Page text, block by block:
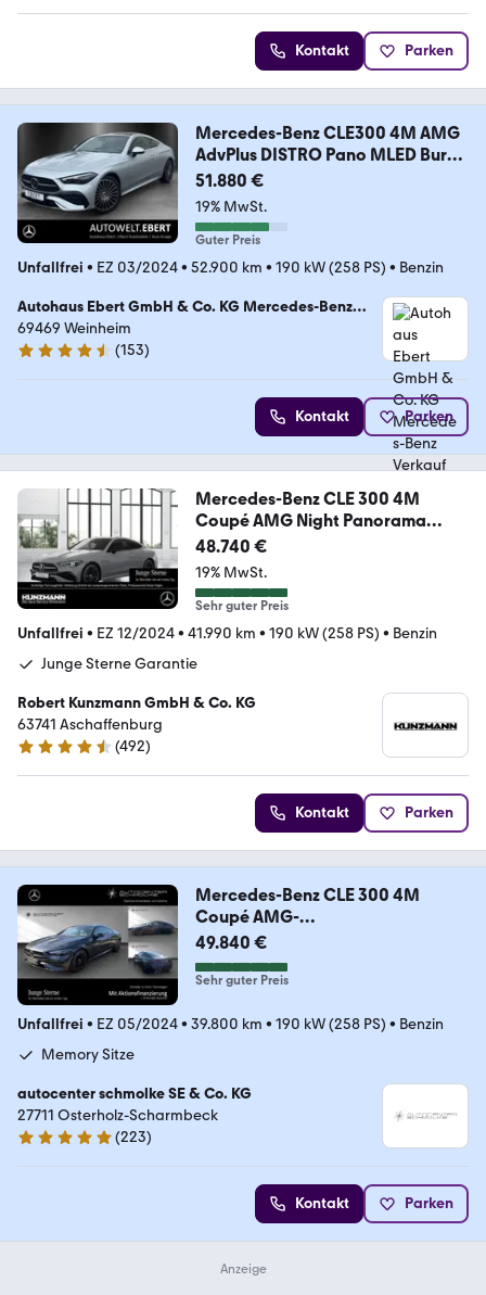
Kontakt Parken
Mercedes-Benz CLE300 4M AMG
AdvPlus DISTRO Pano MLED Burm
Memo
51.880 €
19% MwSt.
Guter Preis
Unfallfrei • EZ 03/2024• 52.900 km • 190 kW (258 PS) • Benzin
Autohaus Ebert GmbH & Co. KG Mercedes-Benz
Verkauf
69469 Weinheim
4.6 Sterne
(153)
Kontakt Parken
Mercedes-Benz CLE 300 4M
Coupé AMG Night Panorama
Memory 360°
48.740 €
19% MwSt.
Sehr guter Preis
Unfallfrei • EZ 12/2024• 41.990 km • 190 kW (258 PS) • Benzin
Junge Sterne Garantie
Robert Kunzmann GmbH & Co. KG
63741 Aschaffenburg
4.6 Sterne
(492)
Kontakt Parken
Mercedes-Benz CLE 300 4M
Coupé AMG-
LINE*BURMESTER*PANO*HEAD-
UP
49.840 €
Sehr guter Preis
Unfallfrei • EZ 05/2024• 39.800 km • 190 kW (258 PS) • Benzin
Memory Sitze
autocenter schmolke SE & Co. KG
27711 Osterholz-Scharmbeck
4.9 Sterne
(223)
Kontakt Parken